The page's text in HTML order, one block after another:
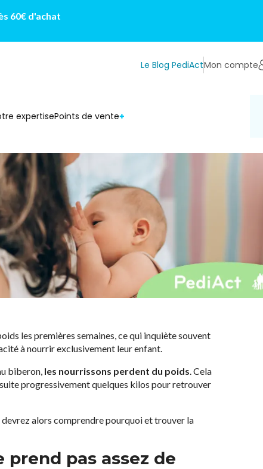
60€ d'achat
Le Blog PediActMon compte
expertisePoints de vente
les premières semaines, ce qui inquiète souvent
à nourrir exclusivement leur enfant.
biberon, les nourrissons perdent du poids. Cela
progressivement quelques kilos pour retrouver
devrez alors comprendre pourquoi et trouver la
pas assez de